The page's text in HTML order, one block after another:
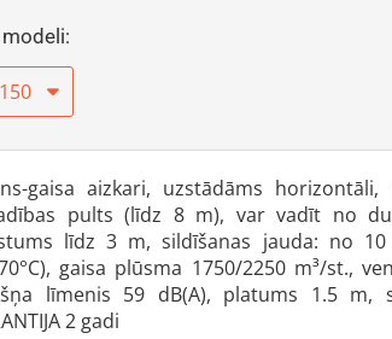
gaisa aizkari, uzstādāms
pults (līdz 8 m), var vadīt no
līdz 3 m, sildīšanas jauda: no 10
gaisa plūsma 1750/2250 m³/st.,
līmenis 59 dB(A), platums 1.5 m,
2 gadi